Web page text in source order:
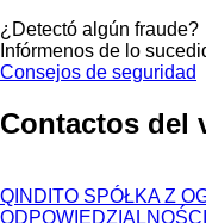
¿Detectó algún fraude?
Infórmenos de lo
Consejos de seguridad
Contactos del
QINDITO SPÓŁKA Z